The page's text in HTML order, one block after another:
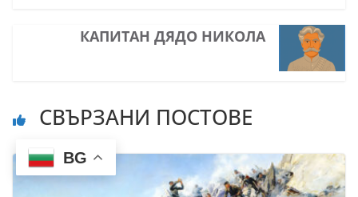
КАПИТАН ДЯДО НИКОЛА
СВЪРЗАНИ ПОСТОВЕ
BG